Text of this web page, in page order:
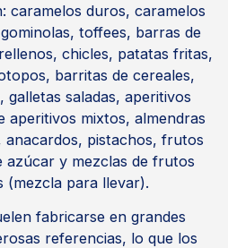
caramelos duros, caramelos
toffees, barras de
chicles, patatas fritas,
barritas de cereales,
galletas saladas, aperitivos
aperitivos mixtos, almendras
anacardos, pistachos, frutos
azúcar y mezclas de frutos
(mezcla para llevar).
fabricarse en grandes
referencias, lo que los